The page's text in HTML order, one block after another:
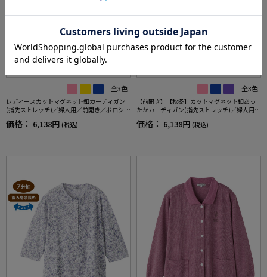
全3色
レディースカットマグネット釦カーディガン
(指先ストレッチ)／婦人用／前開き／ポロシャ
ツ／カーディガン【CF】
価格： 6,138円 (税込)
全3色
【前開き】【秋冬】カットマグネット釦あっ
たかカーディガン(指先ストレッチ)／婦人用／
レディース／高齢者／シニア／介護／施設／
秋冬／お出かけ／ギフト／プレゼント【CF】
価格： 6,138円 (税込)